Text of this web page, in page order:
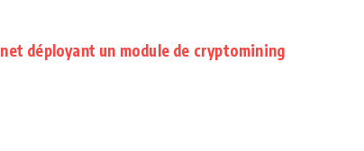
déployant un module de cryptomining